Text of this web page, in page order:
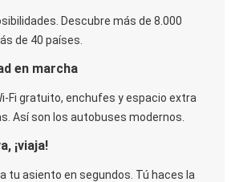
Descubre más de 8.000
de 40 países.
en marcha
Fi gratuito, enchufes y espacio extra
Así son los autobuses modernos.
¡viaja!
tu asiento en segundos. Tú haces la